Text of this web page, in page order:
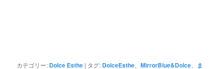
カテゴリー: Dolce Esthe | タグ: DolceEsthe 、MirrorBlue&Dolce
ま